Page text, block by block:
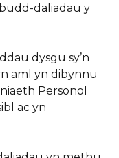
daliadau y
dysgu sy’n
aml yn dibynnu
Personol
ac yn